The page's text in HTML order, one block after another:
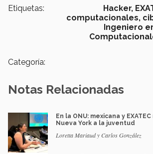
Etiquetas: Hacker,
computacionales,
Ingeniero
Categoría:
Notas Relacionadas
En la ONU: mexicana y
Nueva York a la juventud
Loretta Mariaud y Carlos González